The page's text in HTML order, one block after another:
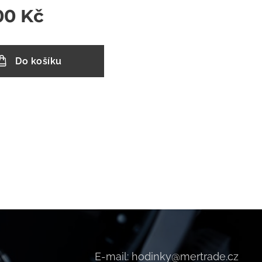
Kč
Do košíku
E-mail: hodinky@mertrade.cz